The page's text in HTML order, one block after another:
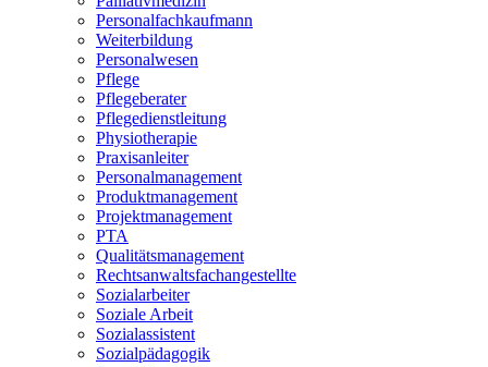
Personalfachkaufmann
Weiterbildung
Personalwesen
Pflege
Pflegeberater
Pflegedienstleitung
Physiotherapie
Praxisanleiter
Personalmanagement
Produktmanagement
Projektmanagement
PTA
Qualitätsmanagement
Rechtsanwaltsfachangestellte
Sozialarbeiter
Soziale Arbeit
Sozialassistent
Sozialpädagogik